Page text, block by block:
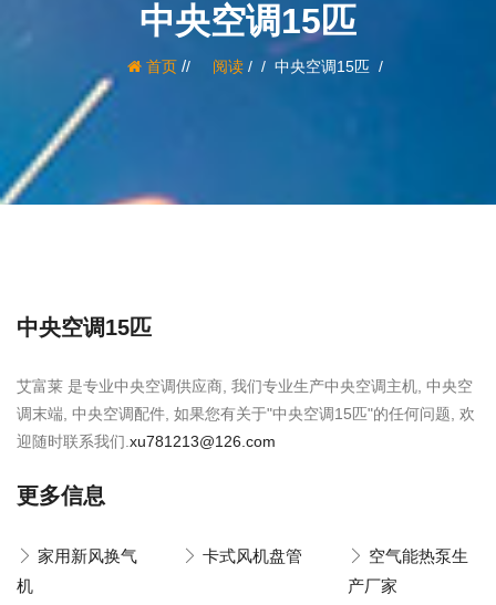
中央空调15匹
首页/ 阅读/ 中央空调15匹
中央空调15匹
艾富莱 是专业中央空调供应商, 我们专业生产中央空调主机, 中央空
调末端, 中央空调配件, 如果您有关于"中央空调15匹"的任何问题, 欢
迎随时联系我们. xu781213@126.com
更多信息
家用新风换气
机
卡式风机盘管
空气能热泵生
产厂家